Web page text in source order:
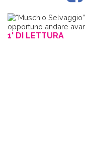
1' DI LETTURA